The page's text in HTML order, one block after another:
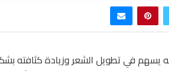
يسهم في تطويل الشعر وزيادة كثافته